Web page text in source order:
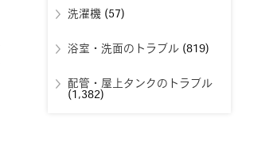
洗濯機(57)
浴室・洗面のトラブル(819)
配管・屋上タンクのトラブル
(1,382)